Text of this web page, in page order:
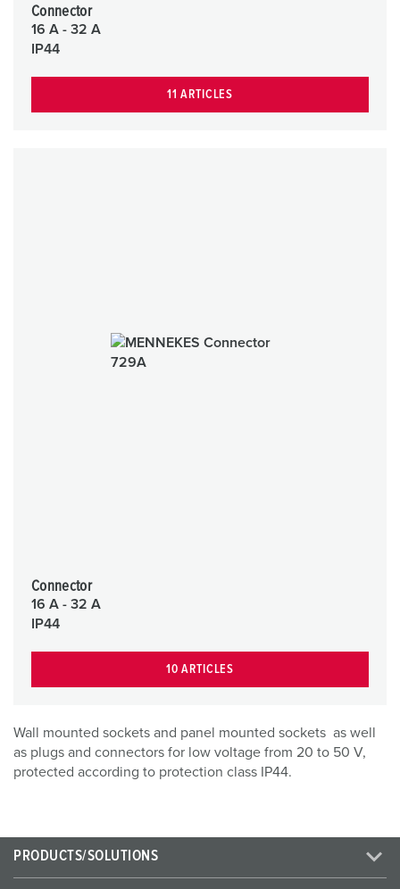
Connector
16 A - 32 A
IP44
11 ARTICLES
Connector
16 A - 32 A
IP44
10 ARTICLES
Wall mounted sockets and panel mounted sockets as well
as plugs and connectors for low voltage from 20 to 50 V,
protected according to protection class IP44.
PRODUCTS/SOLUTIONS